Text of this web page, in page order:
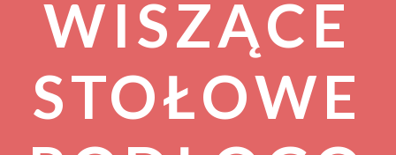
WISZĄCE
STOŁOWE